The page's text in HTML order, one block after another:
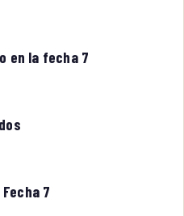
en la fecha 7
7